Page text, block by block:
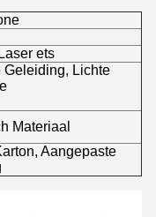
ets
Geleiding, Lichte
Materiaal
Aangepaste